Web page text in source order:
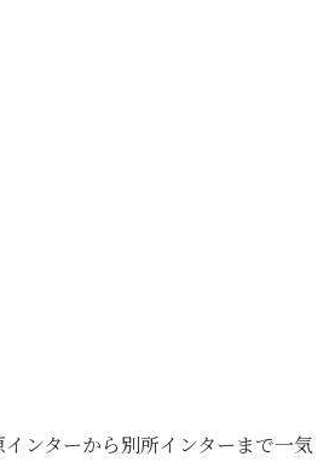
ンターから別所インターまで一気